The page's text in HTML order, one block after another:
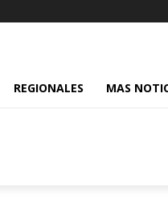
REGIONALES MAS